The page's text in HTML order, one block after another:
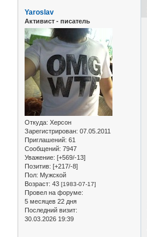
Yaroslav
Активист - писатель
Откуда: Херсон
Зарегистрирован: 07.05.2011
Приглашений: 61
Сообщений: 7947
Уважение: [+569/-13]
Позитив: [+217/-8]
Пол: Мужской
Возраст: 43 [1983-07-17]
Провел на форуме:
5 месяцев 22 дня
Последний визит:
30.03.2026 19:39